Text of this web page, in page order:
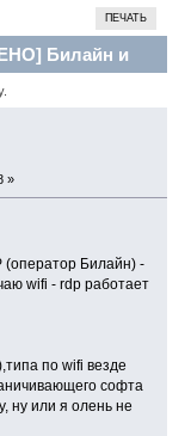
ПЕЧАТЬ
Билайн и
»
(оператор Билайн) -
wifi - rdp работает
по wifi везде
софта
ну или я олень не